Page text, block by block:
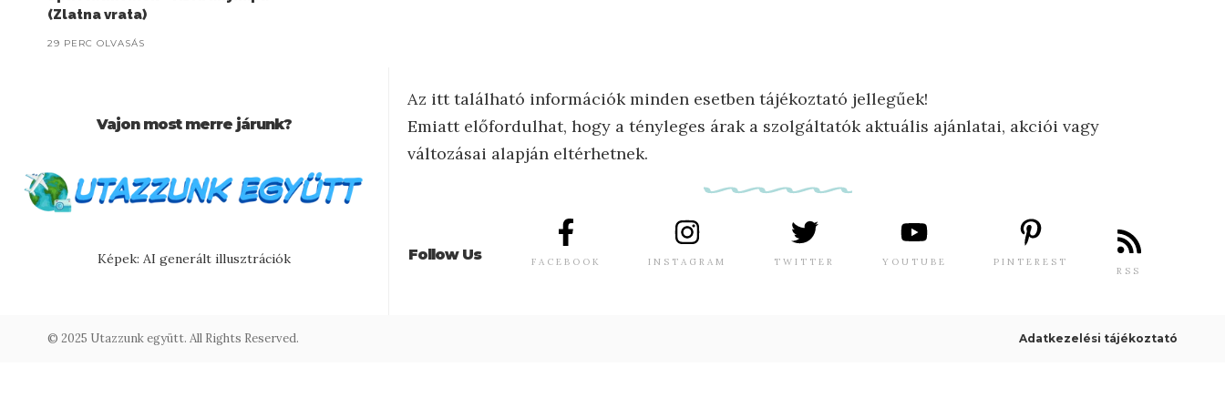
(Zlatna vrata)
29 PERC OLVASÁS
Vajon most merre járunk?
Képek: AI generált illusztrációk
Az itt található információk minden esetben tájékoztató jellegűek!
Emiatt előfordulhat, hogy a tényleges árak a szolgáltatók aktuális ajánlatai, akciói vagy
változásai alapján eltérhetnek.
Follow Us FACEBOOK INSTAGRAM TWITTER YOUTUBE PINTEREST
RSS
© 2025 Utazzunk együtt. All Rights Reserved. Adatkezelési tájékoztató